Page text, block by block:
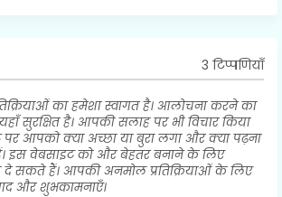
3 टिप्पणियाँ
का हमेशा स्वागत है। आलोचना करने का
सुरक्षित है। आपकी सलाह पर भी विचार किया
पर आपको क्या अच्छा या बुरा लगा और क्या पढ़ना
इस वेबसाइट को और बेहतर बनाने के लिए
सकते हैं। आपकी अनमोल प्रतिक्रियाओं के लिए
और शुभकामनाएँ।